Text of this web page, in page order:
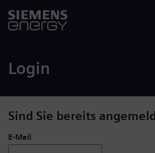
Login
Sind Sie bereits
Login: Benutzer und Passwort
E-Mail